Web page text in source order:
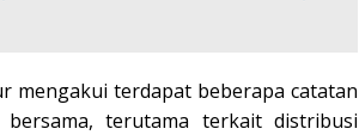
mengakui terdapat beberapa catatan
terutama terkait distribusi